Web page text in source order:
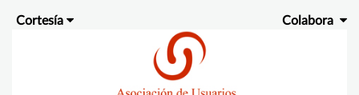
Cortesía Colabora